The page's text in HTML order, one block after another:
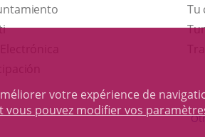
votre expérience de
pouvez modifier vos
Tu
una
aplicación